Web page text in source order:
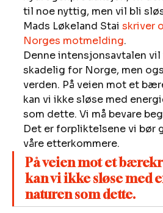
til noe nyttig, men vil bli
Mads Løkeland Stai skriver
Norges motmelding.
Denne intensjonsavtalen
skadelig for Norge, men
verden. På veien mot et
kan vi ikke sløse med
som dette. Vi må bevare
Det er forpliktelsene vi bør
våre etterkommere.
På veien mot et
kan vi ikke sløse med
naturen som dette.